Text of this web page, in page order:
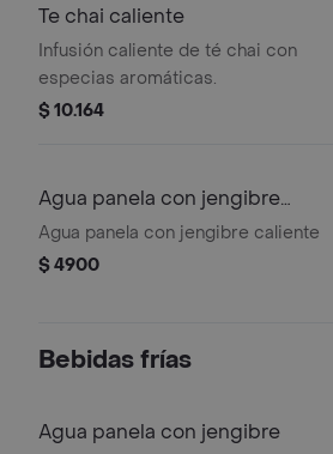
Te chai caliente
Infusión caliente de té chai con
especias aromáticas.
$ 10.164
Agua panela con jengibre
caliente
Agua panela con jengibre caliente
$ 4900
Bebidas frías
Agua panela con jengibre